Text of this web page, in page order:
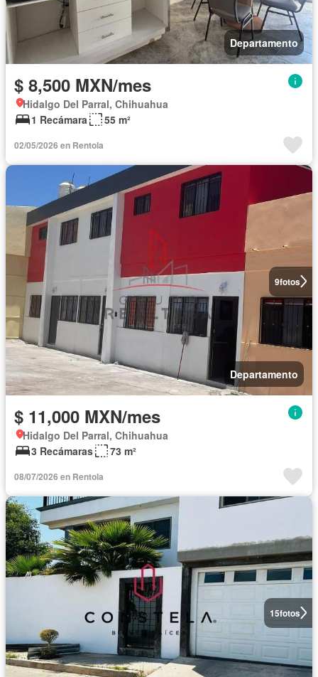
Departamento
$ 8,500 MXN/mes
Hidalgo Del Parral, Chihuahua
1 Recámara
55 m²
02/05/2026 en Rentola
9fotos
Departamento
$ 11,000 MXN/mes
Hidalgo Del Parral, Chihuahua
3 Recámaras
73 m²
08/07/2026 en Rentola
15fotos